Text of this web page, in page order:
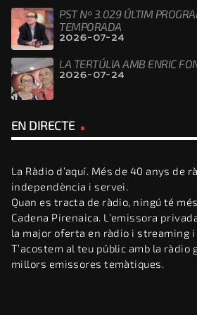
PST Nº 3.029 ÚLTIM
TEMPORADA
2026-07-24
LA TERTÚLIA AMB ENRIC
2026-07-24
EN DIRECTE
La Ràdio d’aquí. Més de 40 anys de
independència i servei.
Quan es tracta de ràdio, ningú té
Cadena Pirenaica. L’emissora
la major oferta en ràdio i streaming i
T’acostem al teu públic amb la
millors emissores temàtiques.